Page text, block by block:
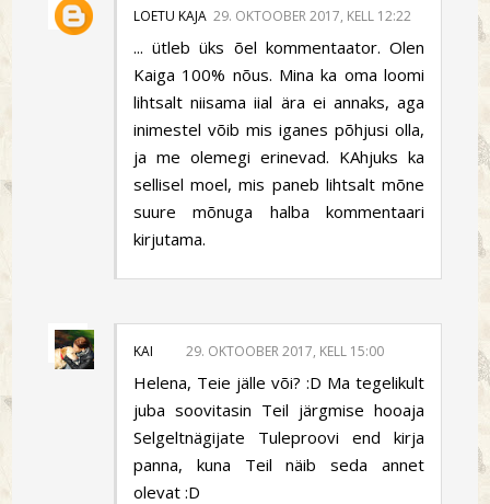
LOETU KAJA 29. OKTOOBER 2017, KELL 12:22
... ütleb üks õel kommentaator. Olen
Kaiga 100% nõus. Mina ka oma loomi
lihtsalt niisama iial ära ei annaks, aga
inimestel võib mis iganes põhjusi olla,
ja me olemegi erinevad. KAhjuks ka
sellisel moel, mis paneb lihtsalt mõne
suure mõnuga halba kommentaari
kirjutama.
KAI 29. OKTOOBER 2017, KELL 15:00
Helena, Teie jälle või? :D Ma tegelikult
juba soovitasin Teil järgmise hooaja
Selgeltnägijate Tuleproovi end kirja
panna, kuna Teil näib seda annet
olevat :D